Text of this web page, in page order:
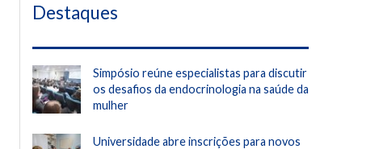
Destaques
Simpósio reúne especialistas para discutir
os desafios da endocrinologia na saúde da
mulher
Universidade abre inscrições para novos